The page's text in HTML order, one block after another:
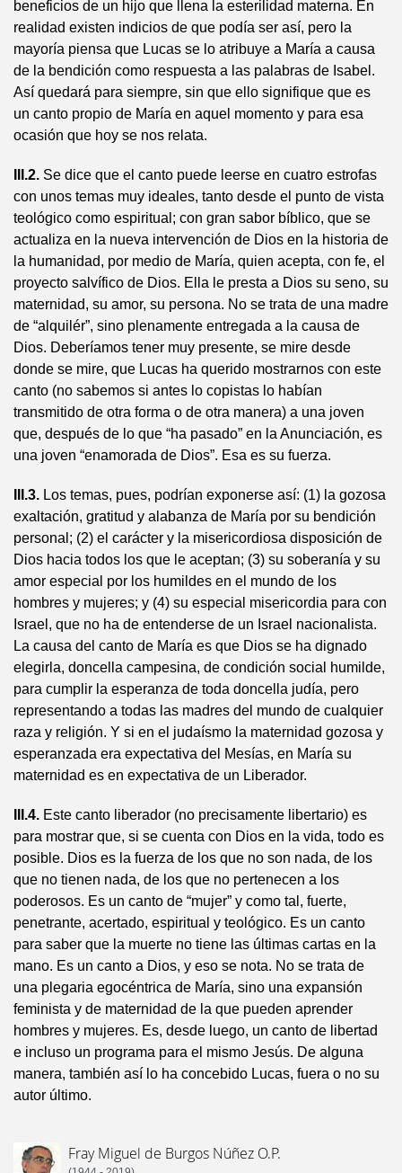
beneficios de un hijo que llena la esterilidad materna. En
realidad existen indicios de que podía ser así, pero la
mayoría piensa que Lucas se lo atribuye a María a causa
de la bendición como respuesta a las palabras de Isabel.
Así quedará para siempre, sin que ello signifique que es
un canto propio de María en aquel momento y para esa
ocasión que hoy se nos relata.
III.2. Se dice que el canto puede leerse en cuatro estrofas
con unos temas muy ideales, tanto desde el punto de vista
teológico como espiritual; con gran sabor bíblico, que se
actualiza en la nueva intervención de Dios en la historia de
la humanidad, por medio de María, quien acepta, con fe, el
proyecto salvífico de Dios. Ella le presta a Dios su seno, su
maternidad, su amor, su persona. No se trata de una madre
de “alquilér”, sino plenamente entregada a la causa de
Dios. Deberíamos tener muy presente, se mire desde
donde se mire, que Lucas ha querido mostrarnos con este
canto (no sabemos si antes lo copistas lo habían
transmitido de otra forma o de otra manera) a una joven
que, después de lo que “ha pasado” en la Anunciación, es
una joven “enamorada de Dios”. Esa es su fuerza.
III.3. Los temas, pues, podrían exponerse así: (1) la gozosa
exaltación, gratitud y alabanza de María por su bendición
personal; (2) el carácter y la misericordiosa disposición de
Dios hacia todos los que le aceptan; (3) su soberanía y su
amor especial por los humildes en el mundo de los
hombres y mujeres; y (4) su especial misericordia para con
Israel, que no ha de entenderse de un Israel nacionalista.
La causa del canto de María es que Dios se ha dignado
elegirla, doncella campesina, de condición social humilde,
para cumplir la esperanza de toda doncella judía, pero
representando a todas las madres del mundo de cualquier
raza y religión. Y si en el judaísmo la maternidad gozosa y
esperanzada era expectativa del Mesías, en María su
maternidad es en expectativa de un Liberador.
III.4. Este canto liberador (no precisamente libertario) es
para mostrar que, si se cuenta con Dios en la vida, todo es
posible. Dios es la fuerza de los que no son nada, de los
que no tienen nada, de los que no pertenecen a los
poderosos. Es un canto de “mujer” y como tal, fuerte,
penetrante, acertado, espiritual y teológico. Es un canto
para saber que la muerte no tiene las últimas cartas en la
mano. Es un canto a Dios, y eso se nota. No se trata de
una plegaria egocéntrica de María, sino una expansión
feminista y de maternidad de la que pueden aprender
hombres y mujeres. Es, desde luego, un canto de libertad
e incluso un programa para el mismo Jesús. De alguna
manera, también así lo ha concebido Lucas, fuera o no su
autor último.
Fray Miguel de Burgos Núñez O.P.